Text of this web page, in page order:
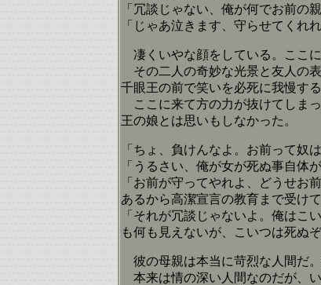
「冗談じゃない、俺が何でお前の
「じゃあ泣きます、守らせてくれ
凄くいやな顔をしている。ここ
その二人の奇妙な光景と友人の
千眼王の前で笑いを必死に我慢す
ここに来て方の力が抜けてしま
王の娘とは思いもしなかった。
「ちょ、負けんなよ。お前って奴
「うるさい、俺が女が死ぬ事自体
「お前が守ってやれよ、どうせお
あるから高潔宣言の教育まで受け
「それが冗談じゃないよ。俺はこ
も何も見えないが、こいつは死ぬ
彼の母親は本当に苛烈な人間だ
本来は情の深い人間なのだが、